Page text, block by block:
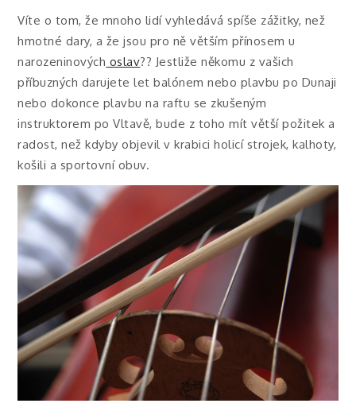
Víte o tom, že mnoho lidí vyhledává spíše zážitky, než
hmotné dary, a že jsou pro ně větším přínosem u
narozeninových oslav?? Jestliže někomu z vašich
příbuzných darujete let balónem nebo plavbu po Dunaji
nebo dokonce plavbu na raftu se zkušeným
instruktorem po Vltavě, bude z toho mít větší požitek a
radost, než kdyby objevil v krabici holicí strojek, kalhoty,
košili a sportovní obuv.